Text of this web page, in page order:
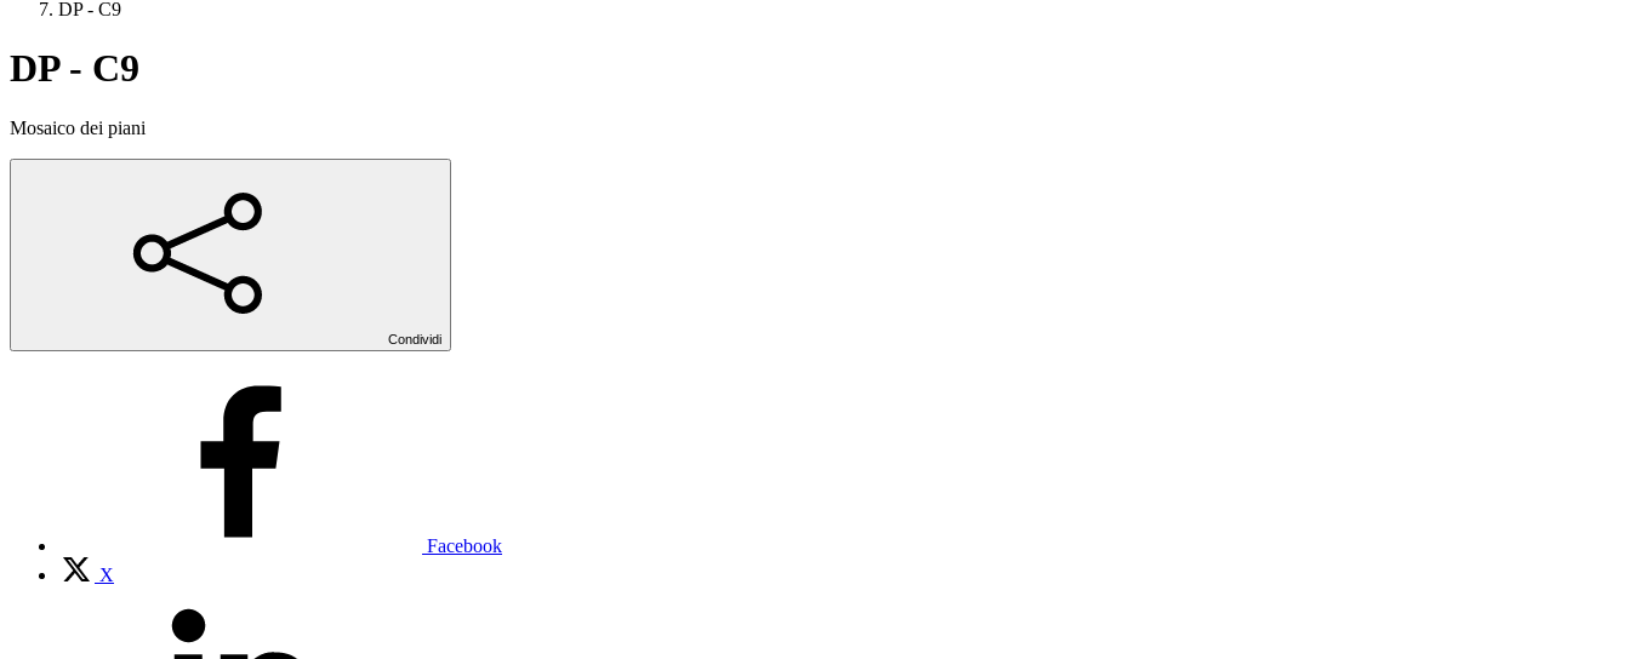
DP - C9
DP - C9
Mosaico dei piani
Condividi
Facebook
X